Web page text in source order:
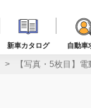
新車カタログ 自動車
【写真・5枚目】